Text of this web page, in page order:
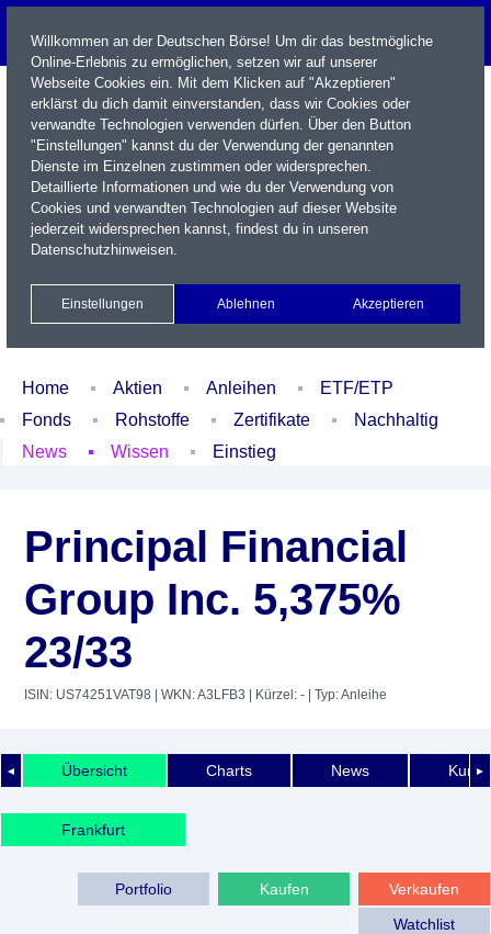
Name / WKN / ISIN / Kürzel
Xetra Realtime
Watchlist Portfolio Login
Home Aktien Anleihen
ETF/ETP
Fonds
Rohstoffe Zertifikate
Nachhaltig
News
Wissen Einstieg
Principal Financial
Group Inc. 5,375%
23/33
ISIN: US74251VAT98 | WKN: A3LFB3 | Kürzel: - | Typ: Anleihe
◄ ►
Übersicht Charts News
Frankfurt
Verkaufen
Kaufen
Portfolio
Watchlist
Willkommen an der Deutschen Börse! Um dir das bestmögliche
Online-Erlebnis zu ermöglichen, setzen wir auf unserer
Webseite Cookies ein. Mit dem Klicken auf "Akzeptieren"
erklärst du dich damit einverstanden, dass wir Cookies oder
verwandte Technologien verwenden dürfen. Über den Button
"Einstellungen" kannst du der Verwendung der genannten
Dienste im Einzelnen zustimmen oder widersprechen.
Detaillierte Informationen und wie du der Verwendung von
Cookies und verwandten Technologien auf dieser Website
jederzeit widersprechen kannst, findest du in unseren
Datenschutzhinweisen.
Einstellungen Ablehnen Akzeptieren